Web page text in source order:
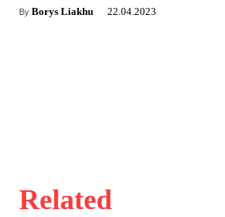
By Borys Liakhu 22.04.2023
Related